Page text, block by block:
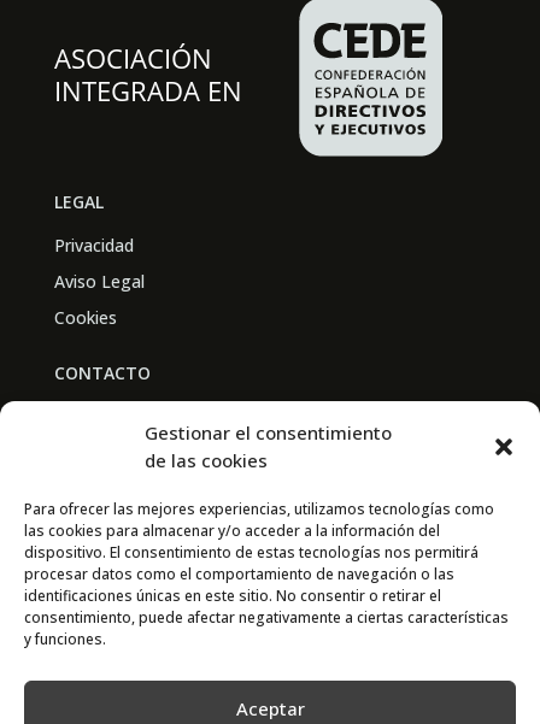
Gestionar el consentimiento
de las cookies
Para ofrecer las mejores experiencias, utilizamos tecnologías como
las cookies para almacenar y/o acceder a la información del
dispositivo. El consentimiento de estas tecnologías nos permitirá
procesar datos como el comportamiento de navegación o las
identificaciones únicas en este sitio. No consentir o retirar el
consentimiento, puede afectar negativamente a ciertas características
y funciones.
Aceptar
LEGAL
Privacidad
Aviso Legal
Cookies
CONTACTO
Av. Real Academia de Medicina
CONTACTO
667 841 238
info@adimur.es